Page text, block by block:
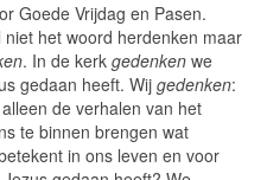
Goede Vrijdag en Pasen.
het woord herdenken maar
. In de kerk gedenken we
gedaan heeft. Wij gedenken:
de verhalen van het
te binnen brengen wat
in ons leven en voor